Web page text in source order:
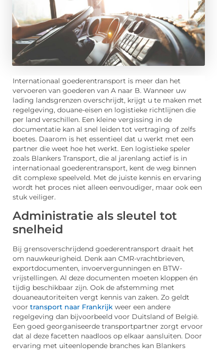
Internationaal goederentransport is meer dan het
vervoeren van goederen van A naar B. Wanneer uw
lading landsgrenzen overschrijdt, krijgt u te maken met
regelgeving, douane-eisen en logistieke richtlijnen die
per land verschillen. Een kleine vergissing in de
documentatie kan al snel leiden tot vertraging of zelfs
boetes. Daarom is het essentieel dat u werkt met een
partner die weet hoe het werkt. Een logistieke speler
zoals Blankers Transport, die al jarenlang actief is in
internationaal goederentransport, kent de weg binnen
dit complexe speelveld. Met de juiste kennis en ervaring
wordt het proces niet alleen eenvoudiger, maar ook een
stuk veiliger.
Administratie als sleutel tot
snelheid
Bij grensoverschrijdend goederentransport draait het
om nauwkeurigheid. Denk aan CMR-vrachtbrieven,
exportdocumenten, invoervergunningen en BTW-
vrijstellingen. Al deze documenten moeten kloppen én
tijdig beschikbaar zijn. Ook de afstemming met
douaneautoriteiten vergt kennis van zaken. Zo geldt
voor transport naar Frankrijk weer een andere
regelgeving dan bijvoorbeeld voor Duitsland of België.
Een goed georganiseerde transportpartner zorgt ervoor
dat al deze facetten naadloos op elkaar aansluiten. Door
ervaring met uiteenlopende branches kan Blankers